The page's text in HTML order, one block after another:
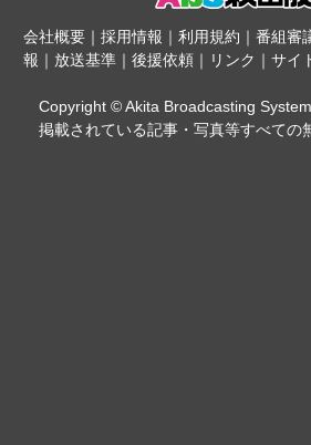
会社概要｜ 採用情報 ｜ 利用規約 ｜ 番組審
報 ｜ 放送基準 ｜ 後援依頼 ｜ リンク ｜ サイ
Copyright © Akita Broadcasting
掲載されている記事・写真等すべての